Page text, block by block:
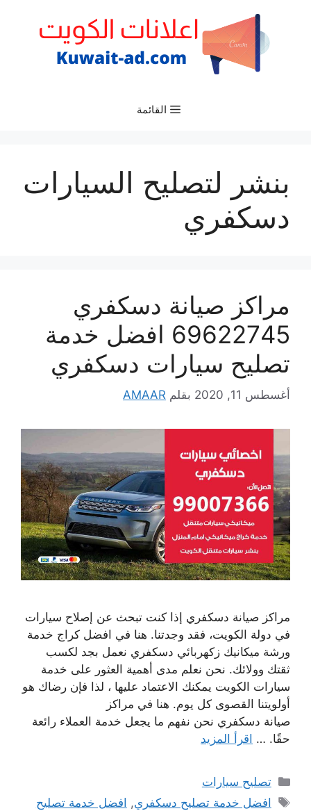
القائمة
بنشر لتصليح السيارات
دسكفري
مراكز صيانة دسكفري
69622745 افضل خدمة
تصليح سيارات دسكفري
أغسطس 11, 2020 بقلم AMAAR
مراكز صيانة دسكفري إذا كنت تبحث عن إصلاح سيارات
في دولة الكويت، فقد وجدتنا. هنا في افضل كراج خدمة
ورشة ميكانيك زكهربائي دسكفري نعمل بجد لكسب
ثقتك وولائك. نحن نعلم مدى أهمية العثور على خدمة
سيارات الكويت يمكنك الاعتماد عليها ، لذا فإن رضاك ​​هو
أولويتنا القصوى كل يوم. هنا في مراكز
صيانة دسكفري نحن نفهم ما يجعل خدمة العملاء رائعة
حقًا. … اقرأ المزيد
التصنيفات
تصليح سيارات
الوسوم
افضل خدمة تصليح دسكفري, افضل خدمة تصليح